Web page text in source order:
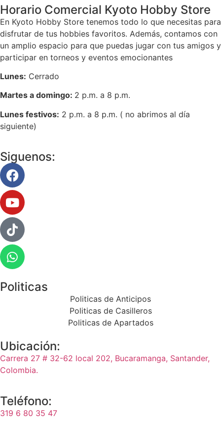
Horario Comercial Kyoto Hobby Store
En Kyoto Hobby Store tenemos todo lo que necesitas para
disfrutar de tus hobbies favoritos. Además, contamos con
un amplio espacio para que puedas jugar con tus amigos y
participar en torneos y eventos emocionantes
Lunes: Cerrado
Martes a domingo: 2 p.m. a 8 p.m.
Lunes festivos: 2 p.m. a 8 p.m. ( no abrimos al día
siguiente)
Siguenos:
Politicas
Politicas de Anticipos
Politicas de Casilleros
Politicas de Apartados
Ubicación:
Carrera 27 # 32-62 local 202, Bucaramanga, Santander,
Colombia.
Teléfono:
319 6 80 35 47